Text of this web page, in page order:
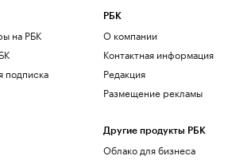
на РБК
подписка
РБК
О компании
Контактная информация
Редакция
Размещение рекламы
Другие продукты РБК
Облако для бизнеса